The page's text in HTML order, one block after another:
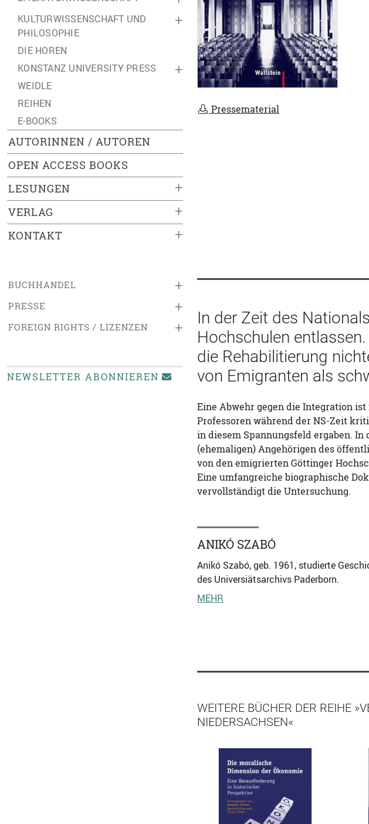
+
KULTURWISSENSCHAFT UND
PHILOSOPHIE
DIE HOREN
+
KONSTANZ UNIVERSITY PRESS
WEIDLE
REIHEN
E-BOOKS
AUTORINNEN / AUTOREN
OPEN ACCESS BOOKS
+
LESUNGEN
+
VERLAG
+
KONTAKT
+
BUCHHANDEL
+
PRESSE
+
FOREIGN RIGHTS / LIZENZEN
NEWSLETTER ABONNIEREN
Pressematerial
In der Zeit des
Hochschulen
die Rehabilitierung
von Emigranten als
Eine Abwehr gegen die Integration
Professoren während der NS-Zeit
in diesem Spannungsfeld ergaben.
(ehemaligen) Angehörigen des
von den emigrierten Göttinger
Eine umfangreiche biographische
vervollständigt die Untersuchung.
ANIKÓ SZABÓ
Anikó Szabó, geb. 1961, studierte
des Universiätsarchivs Paderborn.
MEHR
WEITERE BÜCHER DER REIHE
NIEDERSACHSEN«